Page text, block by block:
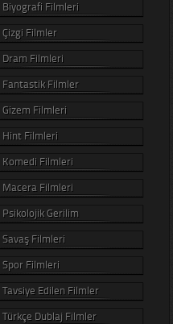
Biyografi Filmleri
Çizgi Filmler
Dram Filmleri
Fantastik Filmler
Gizem Filmleri
Hint Filmleri
Komedi Filmleri
Macera Filmleri
Psikolojik Gerilim
Savaş Filmleri
Spor Filmleri
Tavsiye Edilen Filmler
Türkçe Dublaj Filmler